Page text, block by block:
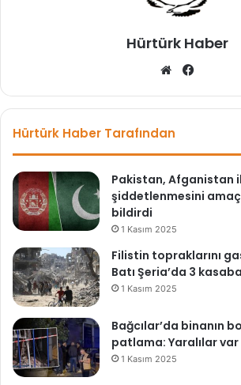
l
e
r
i
r
a
s
ı
r
a
m
a
y
a
Hürtürk Haber
We
sit bo
Hürtürk Haber Tarafından
Pakistan, Afganistan
şiddetlenmesini
bildirdi
1 Kasım 2025
Filistin topraklarını
Batı Şeria’da 3
1 Kasım 2025
Bağcılar’da binanın
patlama: Yaralılar var
1 Kasım 2025